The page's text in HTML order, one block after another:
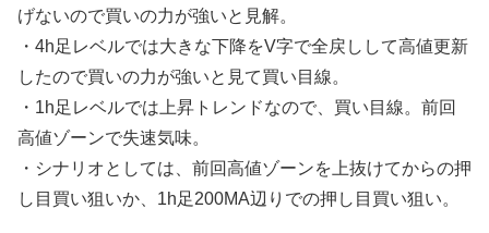
げないので買いの力が強いと見解。
・4h足レベルでは大きな下降をV字で全戻しして高値更新
したので買いの力が強いと見て買い目線。
・1h足レベルでは上昇トレンドなので、買い目線。前回
高値ゾーンで失速気味。
・シナリオとしては、前回高値ゾーンを上抜けてからの押
し目買い狙いか、1h足200MA辺りでの押し目買い狙い。